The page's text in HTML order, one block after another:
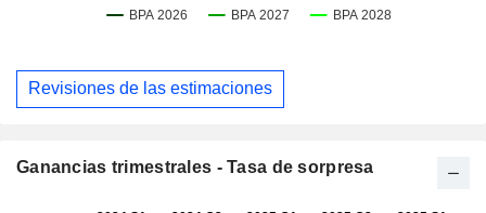
Revisiones de las estimaciones
Ganancias trimestrales - Tasa de sorpresa